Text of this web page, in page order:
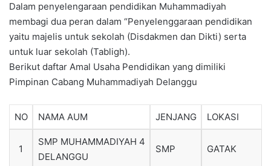
Dalam penyelengaraan pendidikan Muhammadiyah
membagi dua peran dalam “Penyelenggaraan pendidikan
yaitu majelis untuk sekolah (Disdakmen dan Dikti) serta
untuk luar sekolah (Tabligh).
Berikut daftar Amal Usaha Pendidikan yang dimiliki
Pimpinan Cabang Muhammadiyah Delanggu
NO NAMA AUM JENJANG LOKASI
1
SMP MUHAMMADIYAH 4
DELANGGU
SMP GATAK